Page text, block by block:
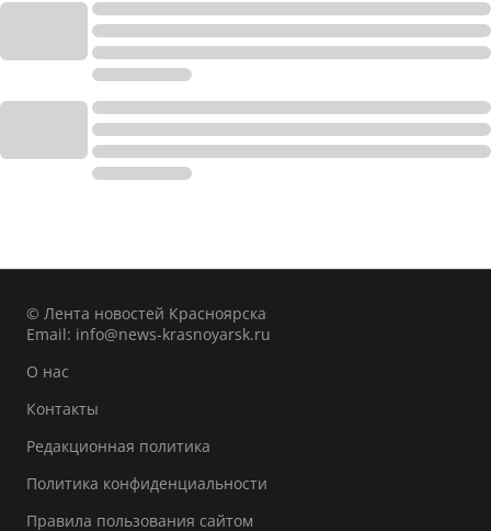
© Лента новостей Красноярска
Email: info@news-krasnoyarsk.ru
О нас
Контакты
Редакционная политика
Политика конфиденциальности
Правила пользования сайтом